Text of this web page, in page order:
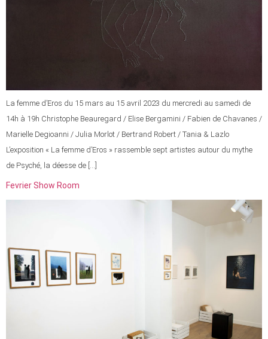
La femme d’Eros du 15 mars au 15 avril 2023 du mercredi au samedi de
14h à 19h Christophe Beauregard / Elise Bergamini / Fabien de Chavanes /
Marielle Degioanni / Julia Morlot / Bertrand Robert / Tania & Lazlo
L’exposition « La femme d’Eros » rassemble sept artistes autour du mythe
de Psyché, la déesse de […]
Fevrier Show Room